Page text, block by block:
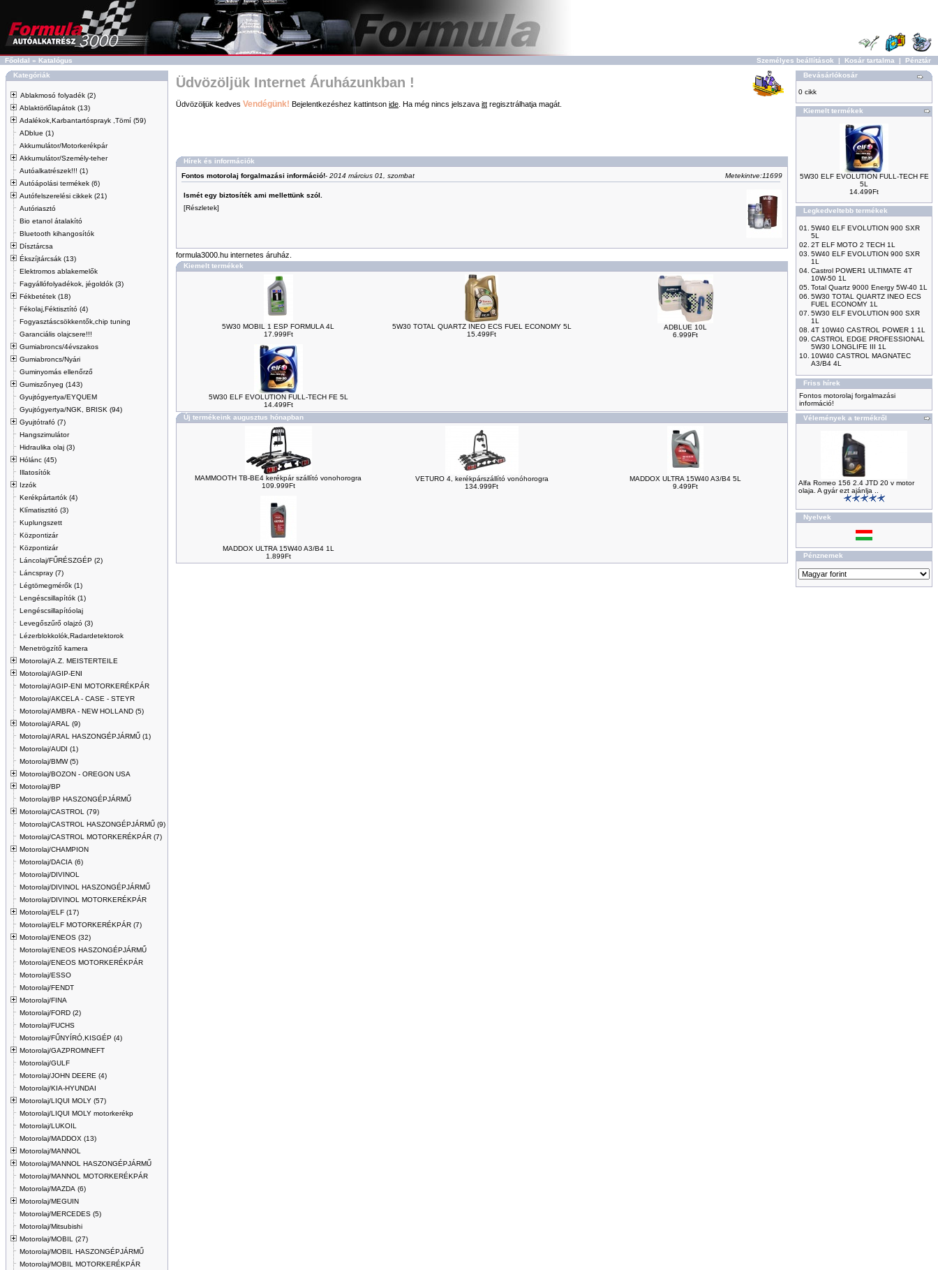
Főoldal » Katalógus Személyes beállítások | Kosár tartalma | Pénztár
Kategóriák
Ablakmosó folyadék (2)
Ablaktörlőlapátok (13)
Adalékok,Karbantartósprayk ,Tömí (59)
ADblue (1)
Akkumulátor/Motorkerékpár
Akkumulátor/Személy-teher
Autóalkatrészek!!! (1)
Autóápolási termékek (6)
Autófelszerelési cikkek (21)
Autóriasztó
Bio etanol átalakító
Bluetooth kihangosítók
Dísztárcsa
Ékszíjtárcsák (13)
Elektromos ablakemelők
Fagyállófolyadékok, jégoldók (3)
Fékbetétek (18)
Fékolaj,Féktisztító (4)
Fogyasztáscsökkentők,chip tuning
Garanciális olajcsere!!!
Gumiabroncs/4évszakos
Gumiabroncs/Nyári
Guminyomás ellenőrző
Gumiszőnyeg (143)
Gyujtógyertya/EYQUEM
Gyujtógyertya/NGK, BRISK (94)
Gyujtótrafó (7)
Hangszimulátor
Hidraulika olaj (3)
Hólánc (45)
Illatosítók
Izzók
Kerékpártartók (4)
Klímatisztitó (3)
Kuplungszett
Központizár
Központizár
Láncolaj/FŰRÉSZGÉP (2)
Láncspray (7)
Légtömegmérők (1)
Lengéscsillapítók (1)
Lengéscsillapítóolaj
Levegőszűrő olajzó (3)
Lézerblokkolók,Radardetektorok
Menetrögzítő kamera
Motorolaj/A.Z. MEISTERTEILE
Motorolaj/AGIP-ENI
Motorolaj/AGIP-ENI MOTORKERÉKPÁR
Motorolaj/AKCELA - CASE - STEYR
Motorolaj/AMBRA - NEW HOLLAND (5)
Motorolaj/ARAL (9)
Motorolaj/ARAL HASZONGÉPJÁRMŰ (1)
Motorolaj/AUDI (1)
Motorolaj/BMW (5)
Motorolaj/BOZON - OREGON USA
Motorolaj/BP
Motorolaj/BP HASZONGÉPJÁRMŰ
Motorolaj/CASTROL (79)
Motorolaj/CASTROL HASZONGÉPJÁRMŰ (9)
Motorolaj/CASTROL MOTORKERÉKPÁR (7)
Motorolaj/CHAMPION
Motorolaj/DACIA (6)
Motorolaj/DIVINOL
Motorolaj/DIVINOL HASZONGÉPJÁRMŰ
Motorolaj/DIVINOL MOTORKERÉKPÁR
Motorolaj/ELF (17)
Motorolaj/ELF MOTORKERÉKPÁR (7)
Motorolaj/ENEOS (32)
Motorolaj/ENEOS HASZONGÉPJÁRMŰ
Motorolaj/ENEOS MOTORKERÉKPÁR
Motorolaj/ESSO
Motorolaj/FENDT
Motorolaj/FINA
Motorolaj/FORD (2)
Motorolaj/FUCHS
Motorolaj/FŰNYÍRÓ,KISGÉP (4)
Motorolaj/GAZPROMNEFT
Motorolaj/GULF
Motorolaj/JOHN DEERE (4)
Motorolaj/KIA-HYUNDAI
Motorolaj/LIQUI MOLY (57)
Motorolaj/LIQUI MOLY motorkerékp
Motorolaj/LUKOIL
Motorolaj/MADDOX (13)
Motorolaj/MANNOL
Motorolaj/MANNOL HASZONGÉPJÁRMŰ
Motorolaj/MANNOL MOTORKERÉKPÁR
Motorolaj/MAZDA (6)
Motorolaj/MEGUIN
Motorolaj/MERCEDES (5)
Motorolaj/Mitsubishi
Motorolaj/MOBIL (27)
Motorolaj/MOBIL HASZONGÉPJÁRMŰ
Motorolaj/MOBIL MOTORKERÉKPÁR
Üdvözöljük Internet Áruházunkban !
Üdvözöljük kedves Vendégünk! Bejelentkezéshez kattintson ide . Ha még nincs jelszava itt regisztrálhatja magát.
Hírek és információk
Fontos motorolaj forgalmazási információ!- 2014 március 01, szombat Metekintve:11699
Ismét egy biztosíték ami mellettünk szól.
[Részletek]
formula3000.hu internetes áruház.
Kiemelt termékek
5W30 MOBIL 1 ESP FORMULA 4L
17.999Ft
5W30 TOTAL QUARTZ INEO ECS FUEL ECONOMY 5L
15.499Ft
ADBLUE 10L
6.999Ft
5W30 ELF EVOLUTION FULL-TECH FE 5L
14.499Ft
Új termékeink augusztus hónapban
MAMMOOTH TB-BE4 kerékpár szállító vonohorogra
109.999Ft
VETURO 4, kerékpárszállító vonóhorogra
134.999Ft
MADDOX ULTRA 15W40 A3/B4 5L
9.499Ft
MADDOX ULTRA 15W40 A3/B4 1L
1.899Ft
Bevásárlókosár
0 cikk
Kiemelt termékek
5W30 ELF EVOLUTION FULL-TECH FE
5L
14.499Ft
Legkedveltebb termékek
01.
5W40 ELF EVOLUTION 900 SXR
5L
02. 2T ELF MOTO 2 TECH 1L
03. 5W40 ELF EVOLUTION 900 SXR
1L
04. Castrol POWER1 ULTIMATE 4T
10W-50 1L
05. Total Quartz 9000 Energy 5W-40 1L
06. 5W30 TOTAL QUARTZ INEO ECS
FUEL ECONOMY 1L
07. 5W30 ELF EVOLUTION 900 SXR
1L
08. 4T 10W40 CASTROL POWER 1 1L
09. CASTROL EDGE PROFESSIONAL
5W30 LONGLIFE III 1L
10. 10W40 CASTROL MAGNATEC
A3/B4 4L
Friss hírek
Fontos motorolaj forgalmazási
információ!
Vélemények a termékről
Alfa Romeo 156 2.4 JTD 20 v motor
olaja. A gyár ezt ajánlja ..
Nyelvek
Pénznemek